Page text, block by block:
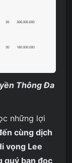
Đa
những lợi
cùng dịch
vọng Lee
quý bạn đọc